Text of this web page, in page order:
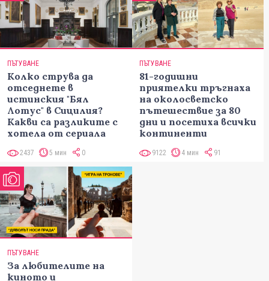
ПЪТУВАНЕ
Колко струва да
отседнете в
истинския "Бял
Лотус" в Сицилия?
Какви са разликите с
хотела от сериала
2437 5 мин 0
ПЪТУВАНЕ
81-годишни
приятелки тръгнаха
на околосветско
пътешествие за 80
дни и посетиха всички
континенти
9122 4 мин 91
ПЪТУВАНЕ
За любителите на
киното и